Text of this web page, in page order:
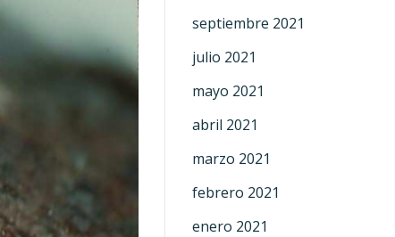
septiembre 2021
julio 2021
mayo 2021
abril 2021
marzo 2021
febrero 2021
enero 2021